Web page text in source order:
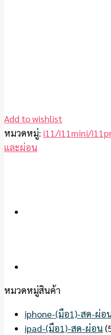
Add to wishlist
หมวดหมู่: i11/i11mini/
และผ่อน
หมวดหมู่สินค้า
iphone-(มือ1)-สด-ผ่อ
ipad-(มือ1)-สด-ผ่อน